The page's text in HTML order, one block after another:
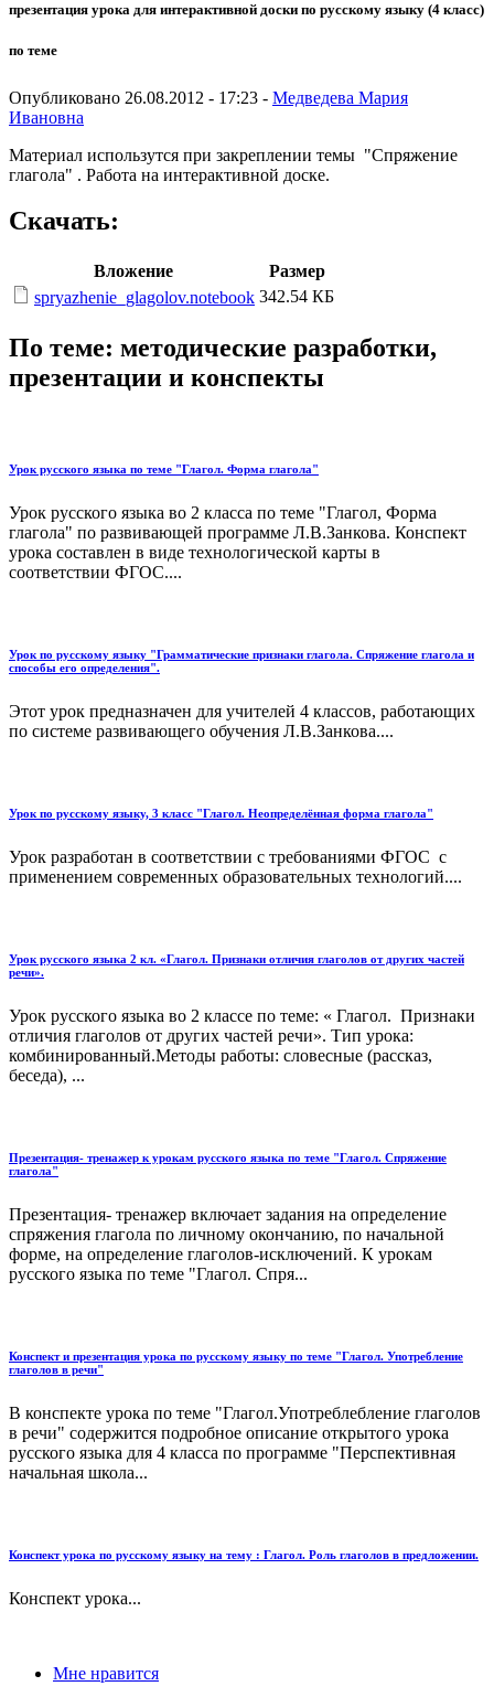
презентация урока для интерактивной доски по русскому языку (4 класс)
по теме
Опубликовано 26.08.2012 - 17:23 - Медведева Мария
Ивановна
Материал использутся при закреплении темы "Спряжение
глагола" . Работа на интерактивной доске.
Скачать:
Вложение
Размер
spryazhenie_glagolov.notebook 342.54 КБ
По теме: методические разработки,
презентации и конспекты
Урок русского языка по теме "Глагол. Форма глагола"
Урок русского языка во 2 класса по теме "Глагол, Форма
глагола" по развивающей программе Л.В.Занкова. Конспект
урока составлен в виде технологической карты в
соответствии ФГОС....
Урок по русскому языку "Грамматические признаки глагола. Спряжение глагола и
способы его определения".
Этот урок предназначен для учителей 4 классов, работающих
по системе развивающего обучения Л.В.Занкова....
Урок по русскому языку, 3 класс "Глагол. Неопределённая форма глагола"
Урок разработан в соответствии с требованиями ФГОС с
применением современных образовательных технологий....
Урок русского языка 2 кл. «Глагол. Признаки отличия глаголов от других частей
речи».
Урок русского языка во 2 классе по теме: « Глагол. Признаки
отличия глаголов от других частей речи». Тип урока:
комбинированный.Методы работы: словесные (рассказ,
беседа), ...
Презентация- тренажер к урокам русского языка по теме "Глагол. Спряжение
глагола"
Презентация- тренажер включает задания на определение
спряжения глагола по личному окончанию, по начальной
форме, на определение глаголов-исключений. К урокам
русского языка по теме "Глагол. Спря...
Конспект и презентация урока по русскому языку по теме "Глагол. Употребление
глаголов в речи"
В конспекте урока по теме "Глагол.Употреблебление глаголов
в речи" содержится подробное описание открытого урока
русского языка для 4 класса по программе "Перспективная
начальная школа...
Конспект урока по русскому языку на тему : Глагол. Роль глаголов в предложении.
Конспект урока...
Мне нравится